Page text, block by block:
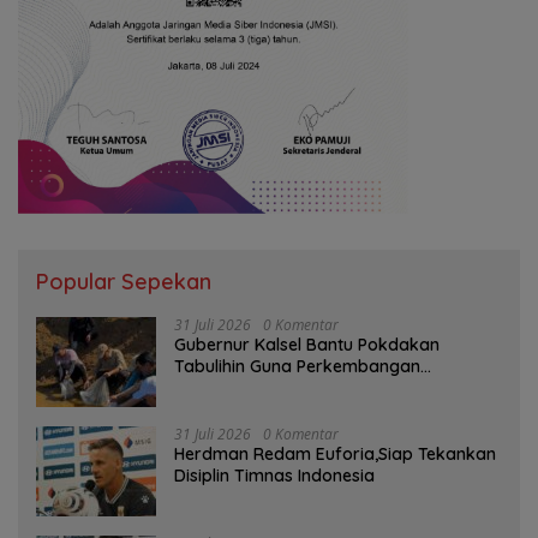
Popular Sepekan
31 Juli 2026 0 Komentar
Gubernur Kalsel Bantu Pokdakan
Tabulihin Guna Perkembangan
31 Juli 2026 0 Komentar
Herdman Redam Euforia,Siap Tekankan
Disiplin Timnas Indonesia